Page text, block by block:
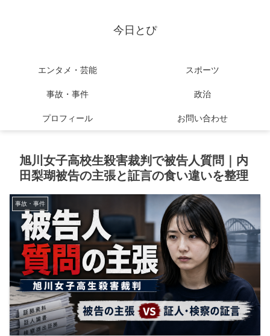
今日とぴ
エンタメ・芸能 スポーツ
事故・事件 政治
プロフィール お問い合わせ
旭川女子高校生殺害裁判で被告人質問｜内
田梨瑚被告の主張と証言の食い違いを整理
事故・事件